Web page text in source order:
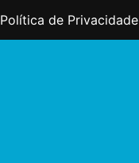
Política de Privacidade